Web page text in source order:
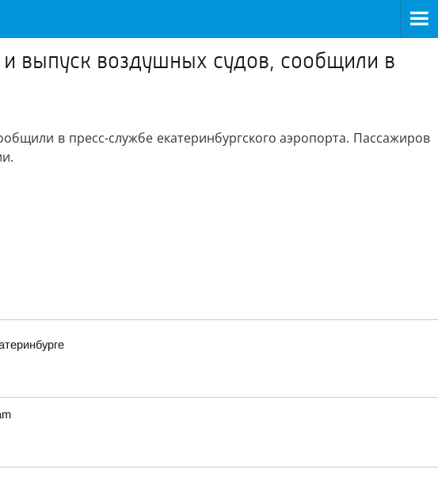
выпуск воздушных судов, сообщили в
в пресс-службе екатеринбургского аэропорта. Пассажиров